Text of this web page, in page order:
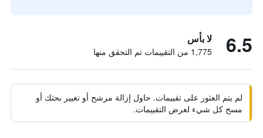
6.5 لا بأس
1,775 من التقييمات تم التحقق منها
لم يتم العثور على تقييمات. حاول إزالة مرشح أو تغيير بحثك أو
مسح كل شيء لعرض التقييمات.